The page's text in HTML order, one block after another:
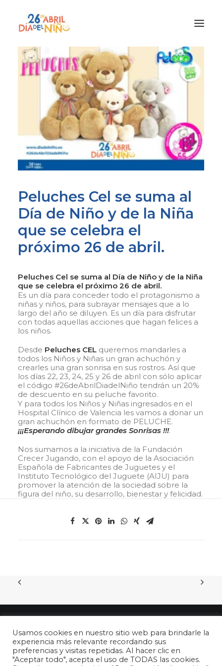
¿Qué es el Día del Niño?
¿Cómo lo vamos a celebrar?
Participa con tu cole
Materiales
Gracias a
Promocion
Peluches Cel se suma al
Día de Niño y de la Niña
que se celebra el
próximo 26 de abril.
Peluches Cel se suma al Día de Niño y de la Niña
que se celebra el próximo 26 de abril.
Es un día para conceder todo el protagonismo a
niñas y niños, para subrayar mensajes que a lo
largo del año se diluyen. Es un día para disfrutar
con todas aquellas acciones que hagan felices a
los niños.
Desde Peluches CEL queremos mandarles a
todos los Niños y Niñas un gran achuchón y
crearles una gran sonrisa en sus rostros. Así que
los días 22, 23, 24, 25 y 26 de abril con sólo aplicar
el código #26deAbrilDiadelNiño tendrán un 20%
de descuento en su peluche favorito.
Y para todos los Niños y Niñas ingresados en el
Hospital Clínico de Valencia les vamos a donar un
gran achuchón en formato de PELUCHE.
¡¡¡Esperando dibujar grandes Sonrisas !!!.
Nos sumamos a la iniciativa de la Fundación
Crecer Jugando, con el apoyo de la Asociación
Española de Fabricantes de Juguetes y el
Instituto Tecnológico del Juguete (AIJU) para
promover la atención de la sociedad sobre la
figura del niño, su desarrollo, bienestar y felicidad.
© 2026 26 de abril - DÍA DEL NIÑO en España. All rights reserved
Usamos cookies en nuestro sitio web para brindarle la
experiencia más relevante recordando sus
preferencias y visitas repetidas. Al hacer clic en
"Aceptar todo", acepta el uso de TODAS las cookies.